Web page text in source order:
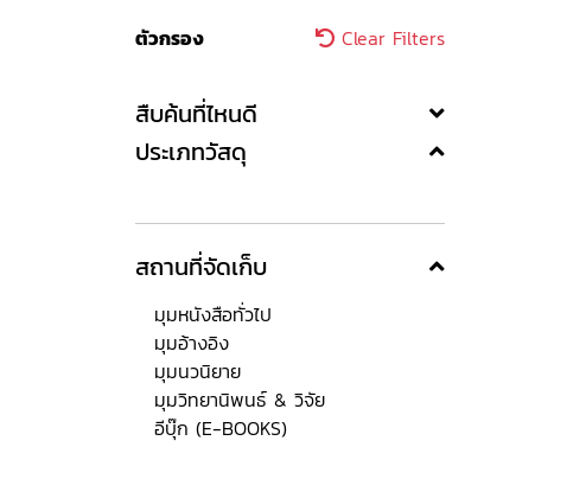
ตัวกรอง Clear Filters
สืบค้นที่ไหนดี
ประเภทวัสดุ
สถานที่จัดเก็บ
มุมหนังสือทั่วไป
มุมอ้างอิง
มุมนวนิยาย
มุมวิทยานิพนธ์ & วิจัย
อีบุ๊ก (E-BOOKS)